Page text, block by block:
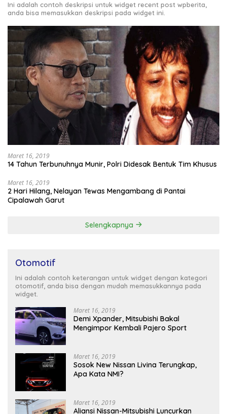
Ini adalah contoh deskripsi untuk widget recent post wpberita,
anda bisa memasukkan deskripsi pada widget ini.
Maret 16, 2019
14 Tahun Terbunuhnya Munir, Polri Didesak Bentuk Tim Khusus
Maret 16, 2019
2 Hari Hilang, Nelayan Tewas Mengambang di Pantai
Cipalawah Garut
Selengkapnya
Otomotif
Ini adalah contoh keterangan untuk widget dengan kategori
otomotif, anda bisa dengan mudah memasukkannya pada
widget.
Maret 16, 2019
Demi Xpander, Mitsubishi Bakal
Mengimpor Kembali Pajero Sport
Maret 16, 2019
Sosok New Nissan Livina Terungkap,
Apa Kata NMI?
Maret 16, 2019
Aliansi Nissan-Mitsubishi Luncurkan